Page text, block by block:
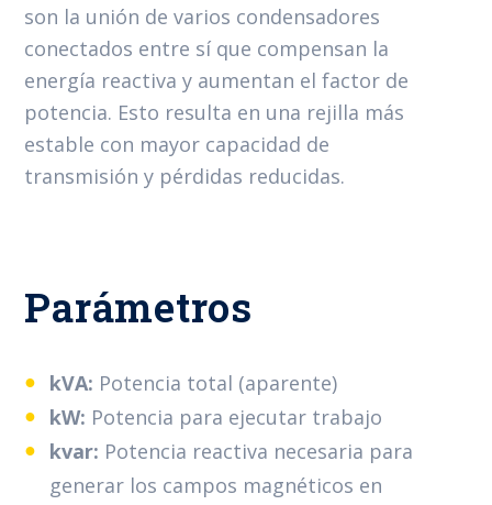
son la unión de varios condensadores
conectados entre sí que compensan la
energía reactiva y aumentan el factor de
potencia. Esto resulta en una rejilla más
estable con mayor capacidad de
transmisión y pérdidas reducidas.
Parámetros
kVA: Potencia total (aparente)
kW: Potencia para ejecutar trabajo
kvar: Potencia reactiva necesaria para
generar los campos magnéticos en